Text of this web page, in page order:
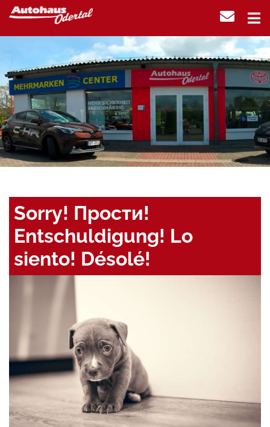
Sorry! Прости!
Entschuldigung! Lo
siento! Désolé!